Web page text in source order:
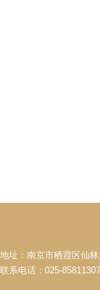
地址：南京市栖霞区仙
联系电话：025-